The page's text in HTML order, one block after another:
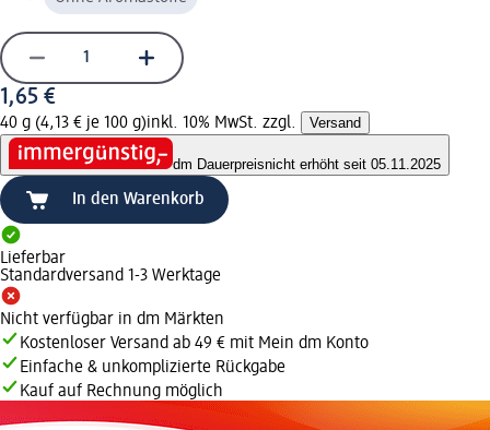
1,65 €
40 g (4,13 € je 100 g)inkl. 10% MwSt. zzgl. Versand
dm Dauerpreisnicht erhöht seit 05.11.2025
In den Warenkorb
Lieferbar
Standardversand 1-3 Werktage
Nicht verfügbar in dm Märkten
Kostenloser Versand ab 49 € mit Mein dm Konto
Einfache & unkomplizierte Rückgabe
Kauf auf Rechnung möglich